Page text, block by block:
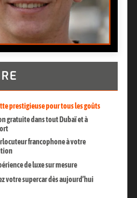
prestigieuse pour tous les goûts
gratuite dans tout Dubaï et à
francophone à votre
de luxe sur mesure
votre supercar dès aujourd’hui